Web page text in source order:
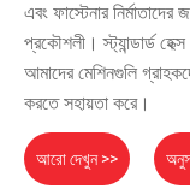
এবং ফাস্টেনার নির্মাতাদের
প্রকৌশলী। স্ট্যান্ডার্ড
আমাদের মেশিনগুলি
করতে সহায়তা করে।
আরো দেখুন >>